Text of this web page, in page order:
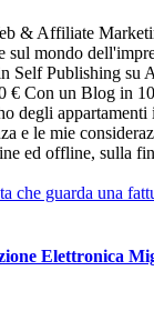
& Affiliate
sul mondo
Self Publishing su
€ Con un Blog in
degli
e le mie
ed offline, sulla
Elettronica